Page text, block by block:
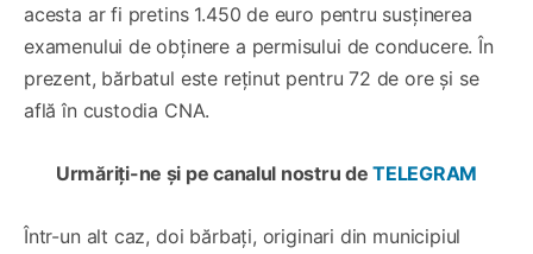
acesta ar fi pretins 1.450 de euro pentru susținerea
examenului de obținere a permisului de conducere. În
prezent, bărbatul este reținut pentru 72 de ore și se
află în custodia CNA.
Urmăriți-ne și pe canalul nostru deTELEGRAM
Într-un alt caz, doi bărbați, originari din municipiul